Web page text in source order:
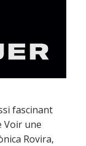
fascinant
Voir une
Rovira,